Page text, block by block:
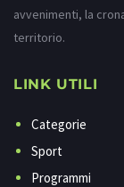
avvenimenti, la
territorio.
LINK UTILI
Categorie
Sport
Programmi